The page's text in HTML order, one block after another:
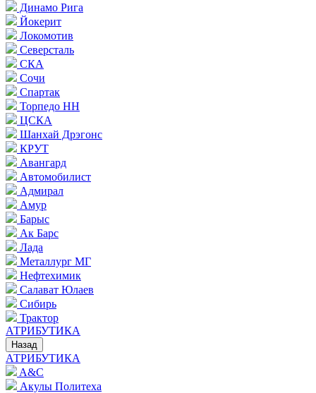
Динамо Рига
Йокерит
Локомотив
Северсталь
СКА
Сочи
Спартак
Торпедо НН
ЦСКА
Шанхай Дрэгонс
КРУТ
Авангард
Автомобилист
Адмирал
Амур
Барыс
Ак Барс
Лада
Металлург МГ
Нефтехимик
Салават Юлаев
Сибирь
Трактор
АТРИБУТИКА
Назад
АТРИБУТИКА
A&C
Акулы Политеха